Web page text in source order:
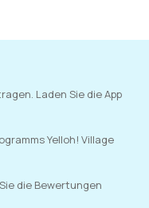
Laden Sie die App
Yelloh! Village
die Bewertungen